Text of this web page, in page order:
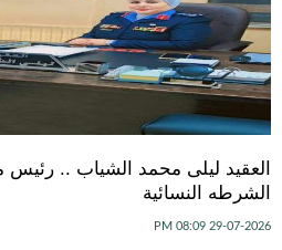
العقيد ليلى محمد الشياب .. رئيس
الشرطه النسائية
29-07-2026 08:09 PM